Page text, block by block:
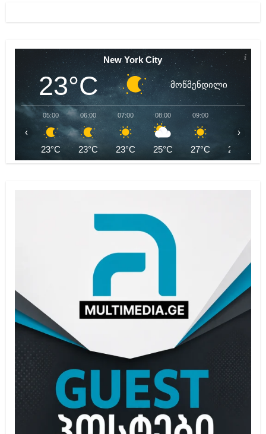
New York City
23°C მოწმენდილი
05:00
23°C
06:00
23°C
07:00
23°C
08:00
25°C
09:00
27°C
10:00
29°C
‹ ›